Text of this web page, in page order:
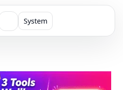
System